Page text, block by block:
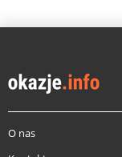
O nas